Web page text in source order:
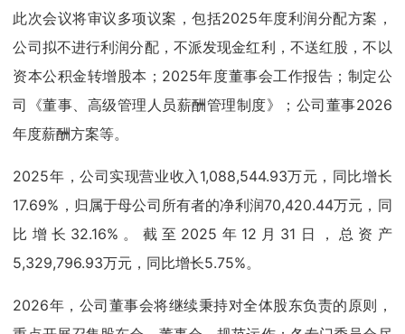
此次会议将审议多项议案，包括2025年度利润分配方案，
公司拟不进行利润分配，不派发现金红利，不送红股，不以
资本公积金转增股本；2025年度董事会工作报告；制定公
司《董事、高级管理人员薪酬管理制度》；公司董事2026
年度薪酬方案等。
2025年，公司实现营业收入1,088,544.93万元，同比增长
17.69%，归属于母公司所有者的净利润70,420.44万元，同
比增长32.16%。截至2025年12月31日，总资产
5,329,796.93万元，同比增长5.75%。
2026年，公司董事会将继续秉持对全体股东负责的原则，